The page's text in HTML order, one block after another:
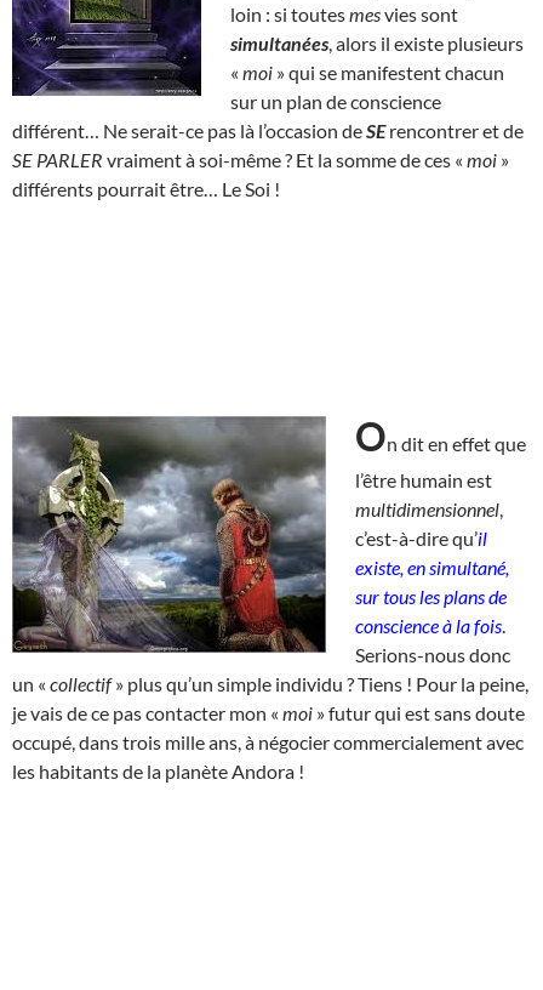
loin : si toutesmesvies sont
simultanées , alors il existe plusieurs
« moi » qui se manifestent chacun
sur un plan de conscience
différent… Ne serait-ce pas là l’occasion deSErencontrer et de
SE PARLER vraiment à soi-même ? Et la somme de ces « moi »
différents pourrait être… Le Soi !
On dit en effet que
l’être humain est
multidimensionnel
c’est-à-dire qu’il
existe, en simultané,
sur tous les plans de
conscience à la fois
Serions-nous donc
un « collectif» plus qu’un simple individu ? Tiens ! Pour la peine,
je vais de ce pas contacter mon « moi » futur qui est sans doute
occupé, dans trois mille ans, à négocier commercialement avec
les habitants de la planète Andora !